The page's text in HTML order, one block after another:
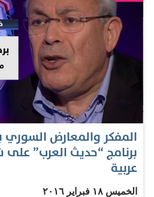
المفكر والمعارض
برنامج “حديث العرب”
عربية
الخميس ١٨ فبراير ٢٠١٦